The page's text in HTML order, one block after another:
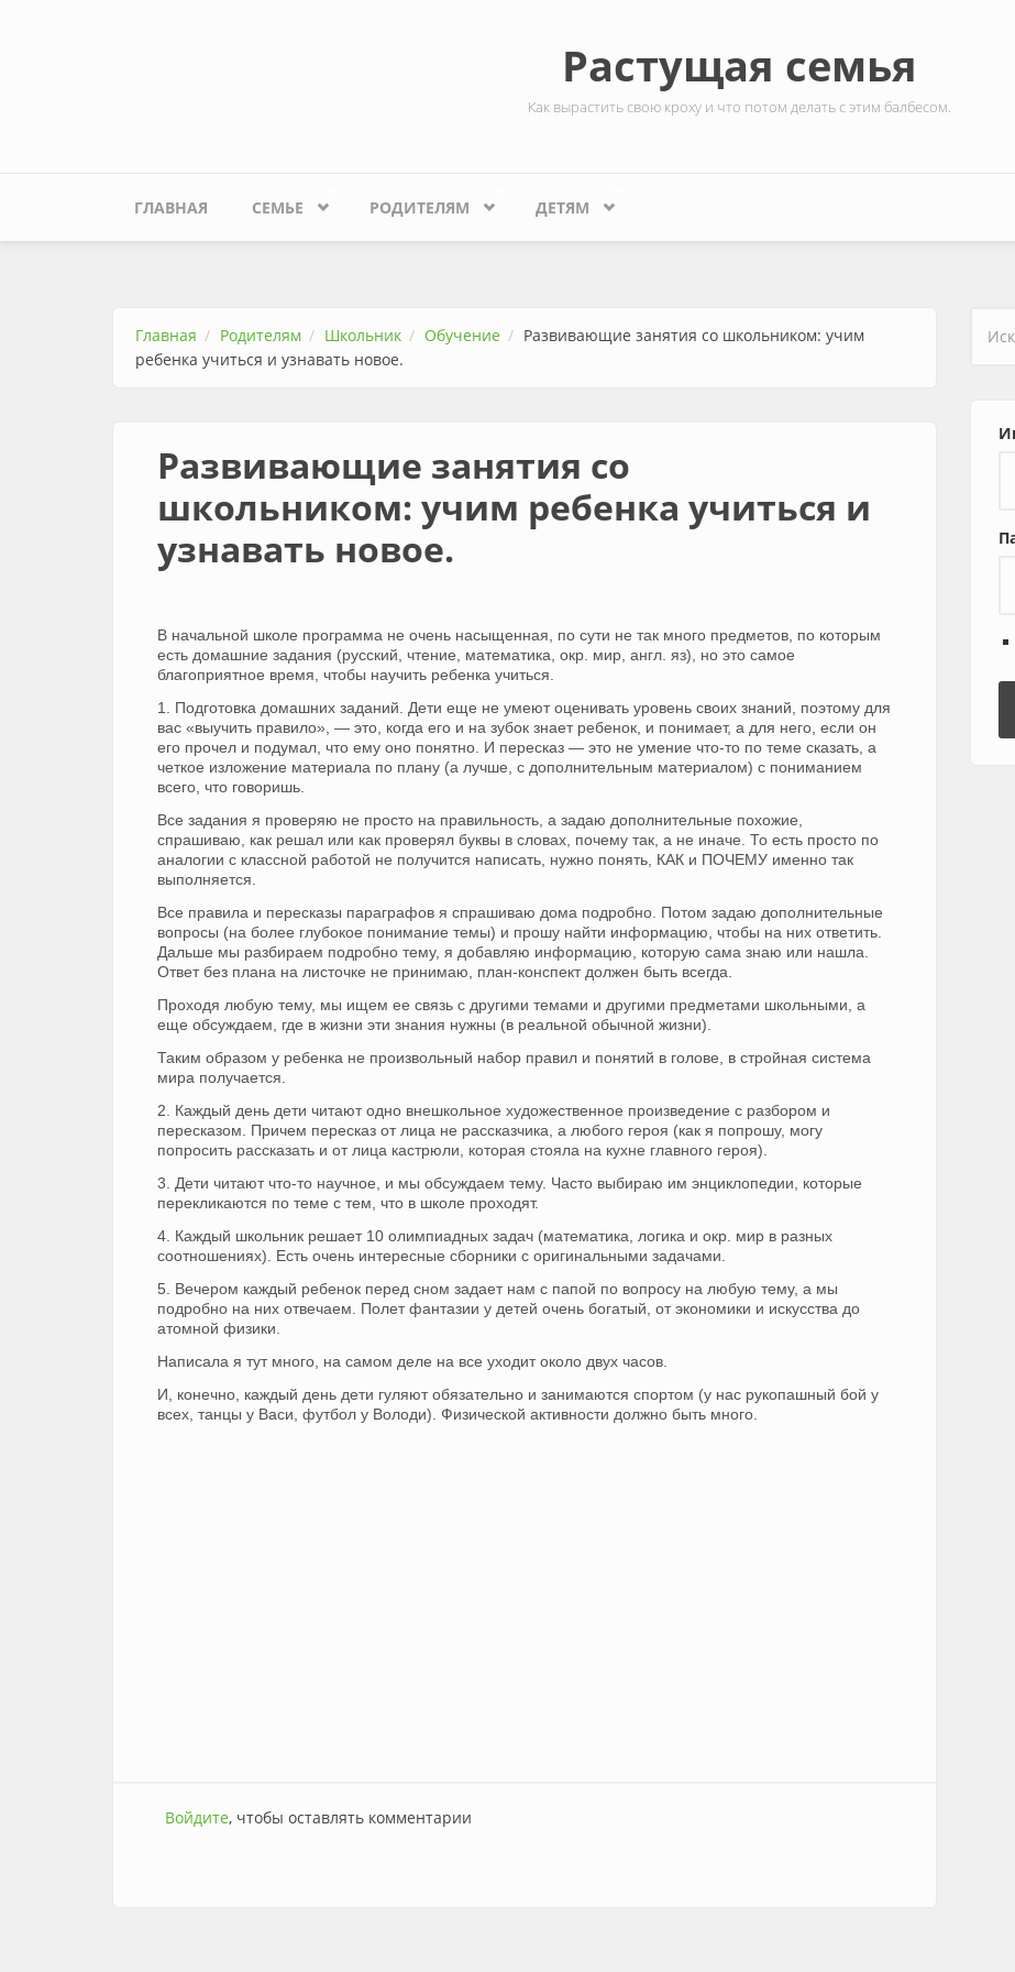
Растущая семья
Как вырастить свою кроху и что потом делать с этим балбесом.
ГЛАВНАЯ СЕМЬЕ РОДИТЕЛЯМ ДЕТЯМ
Главная Родителям Школьник Обучение
Развивающие занятия со школьником: учим
ребенка учиться и узнавать новое.
Развивающие занятия со
школьником: учим ребенка учиться и
узнавать новое.
В начальной школе программа не очень насыщенная, по сути не так много предметов, по которым
есть домашние задания (русский, чтение, математика, окр. мир, англ. яз), но это самое
благоприятное время, чтобы научить ребенка учиться.
1. Подготовка домашних заданий. Дети еще не умеют оценивать уровень своих знаний, поэтому для
вас «выучить правило», — это, когда его и на зубок знает ребенок, и понимает, а для него, если он
его прочел и подумал, что ему оно понятно. И пересказ — это не умение что-то по теме сказать, а
четкое изложение материала по плану (а лучше, с дополнительным материалом) с пониманием
всего, что говоришь.
Все задания я проверяю не просто на правильность, а задаю дополнительные похожие,
спрашиваю, как решал или как проверял буквы в словах, почему так, а не иначе. То есть просто по
аналогии с классной работой не получится написать, нужно понять, КАК и ПОЧЕМУ именно так
выполняется.
Все правила и пересказы параграфов я спрашиваю дома подробно. Потом задаю дополнительные
вопросы (на более глубокое понимание темы) и прошу найти информацию, чтобы на них ответить.
Дальше мы разбираем подробно тему, я добавляю информацию, которую сама знаю или нашла.
Ответ без плана на листочке не принимаю, план-конспект должен быть всегда.
Проходя любую тему, мы ищем ее связь с другими темами и другими предметами школьными, а
еще обсуждаем, где в жизни эти знания нужны (в реальной обычной жизни).
Таким образом у ребенка не произвольный набор правил и понятий в голове, в стройная система
мира получается.
2. Каждый день дети читают одно внешкольное художественное произведение с разбором и
пересказом. Причем пересказ от лица не рассказчика, а любого героя (как я попрошу, могу
попросить рассказать и от лица кастрюли, которая стояла на кухне главного героя).
3. Дети читают что-то научное, и мы обсуждаем тему. Часто выбираю им энциклопедии, которые
перекликаются по теме с тем, что в школе проходят.
4. Каждый школьник решает 10 олимпиадных задач (математика, логика и окр. мир в разных
соотношениях). Есть очень интересные сборники с оригинальными задачами.
5. Вечером каждый ребенок перед сном задает нам с папой по вопросу на любую тему, а мы
подробно на них отвечаем. Полет фантазии у детей очень богатый, от экономики и искусства до
атомной физики.
Написала я тут много, на самом деле на все уходит около двух часов.
И, конечно, каждый день дети гуляют обязательно и занимаются спортом (у нас рукопашный бой у
всех, танцы у Васи, футбол у Володи). Физической активности должно быть много.
Войдите, чтобы оставлять комментарии